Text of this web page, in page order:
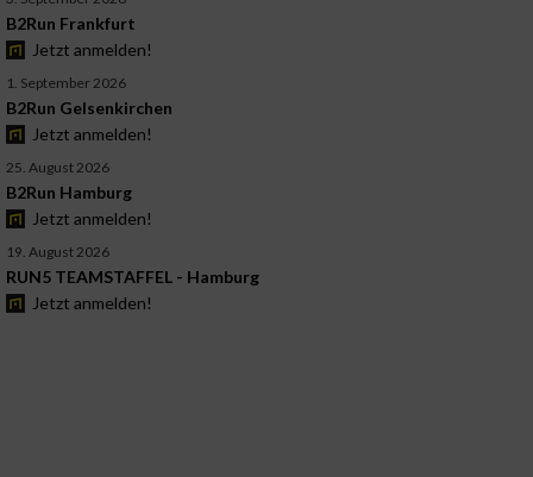
B2Run Frankfurt
Jetzt anmelden!
1. September 2026
B2Run Gelsenkirchen
Jetzt anmelden!
25. August 2026
B2Run Hamburg
Jetzt anmelden!
19. August 2026
RUN5 TEAMSTAFFEL - Hamburg
Jetzt anmelden!